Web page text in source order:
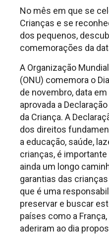
No mês em que se
Crianças e se
dos pequenos,
comemorações da
A Organização
(ONU) comemora o
de novembro, data
aprovada a
da Criança. A
dos direitos
a educação, saúde,
crianças, é
ainda um longo
garantias das
que é uma
preservar e buscar
países como a
aderiram ao dia